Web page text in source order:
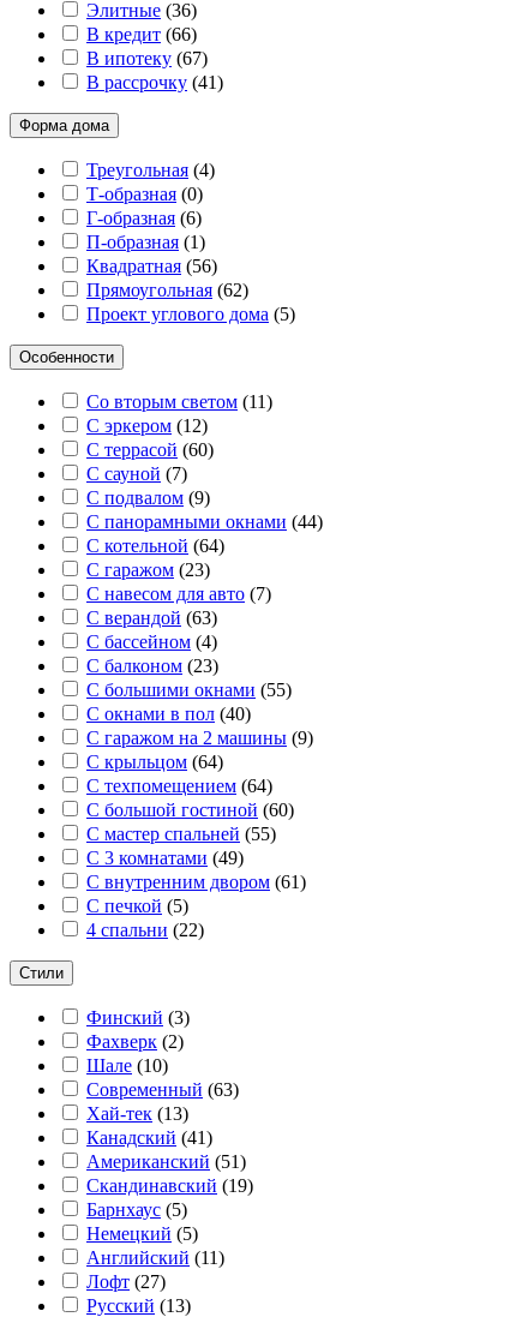
Элитные (36)
В кредит (66)
В ипотеку (67)
В рассрочку (41)
Форма дома
Треугольная (4)
Т-образная (0)
Г-образная (6)
П-образная (1)
Квадратная (56)
Прямоугольная (62)
Проект углового дома (5)
Особенности
Со вторым светом (11)
С эркером (12)
С террасой (60)
С сауной (7)
С подвалом (9)
С панорамными окнами (44)
С котельной (64)
С гаражом (23)
С навесом для авто (7)
С верандой (63)
С бассейном (4)
С балконом (23)
С большими окнами (55)
С окнами в пол (40)
С гаражом на 2 машины (9)
С крыльцом (64)
С техпомещением (64)
С большой гостиной (60)
С мастер спальней (55)
С 3 комнатами (49)
С внутренним двором (61)
С печкой (5)
4 спальни (22)
Стили
Финский (3)
Фахверк (2)
Шале (10)
Современный (63)
Хай-тек (13)
Канадский (41)
Американский (51)
Скандинавский (19)
Барнхаус (5)
Немецкий (5)
Английский (11)
Лофт (27)
Русский (13)